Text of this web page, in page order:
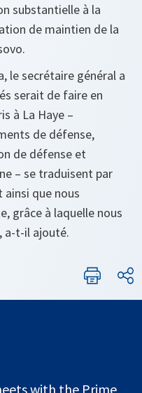
substantielle à la
de maintien de la
le secrétaire général a
serait de faire en
à La Haye –
de défense,
de défense et
– se traduisent par
ainsi que nous
grâce à laquelle nous
a-t-il ajouté.
with the Prime